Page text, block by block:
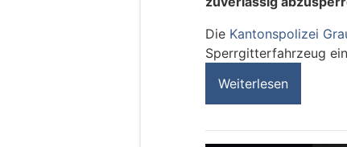
Die Kantonspolizei
Sperrgitterfahrzeug
Weiterlesen